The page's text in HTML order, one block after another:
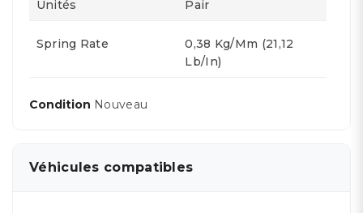
Unités Pair
Spring Rate
0,38 Kg/mm (21,12
Lb/in)
Condition Nouveau
Véhicules compatibles